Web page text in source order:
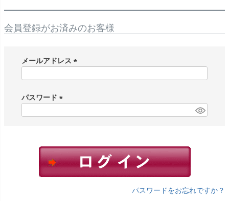
会員登録がお済みのお客様
メールアドレス
)
パスワード
パスワードをお忘れですか？